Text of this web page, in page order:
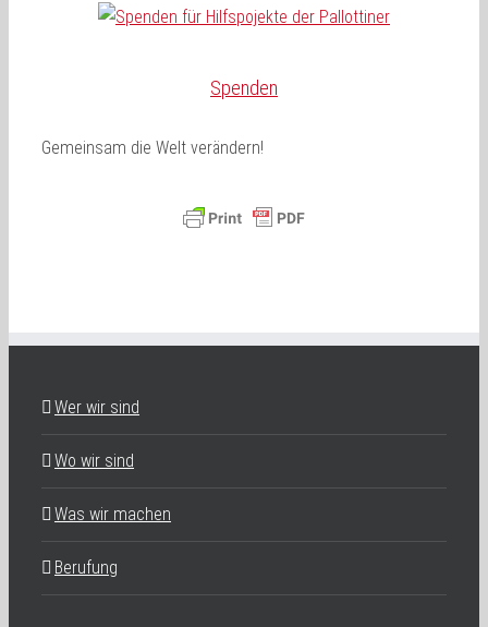
Spenden
Gemeinsam die Welt verändern!
Wer wir sind
Wo wir sind
Was wir machen
Berufung